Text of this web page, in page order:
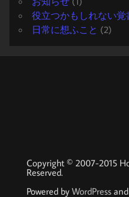
役立つかもしれない覚
日常に想ふこと (2)
Copyright © 2007-2015
Reserved.
Powered by WordPressand